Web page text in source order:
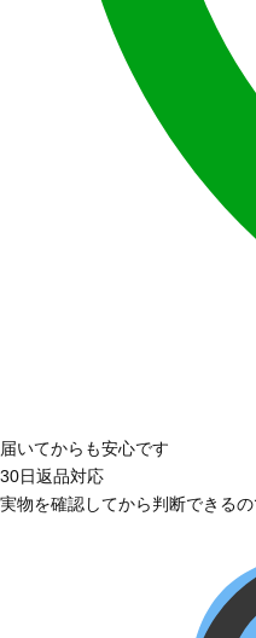
届いてからも安心です
30日返品対応
実物を確認してから判断できる